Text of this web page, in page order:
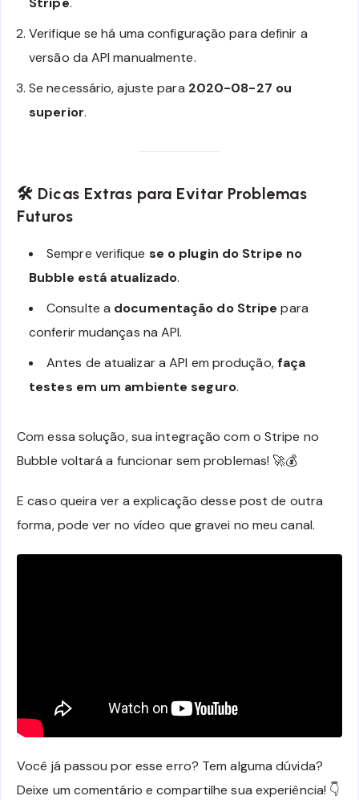
Verifique se há uma configuração para definir a
versão da API manualmente.
Se necessário, ajuste para 2020-08-27 ou
superior.
🛠 Dicas Extras para Evitar Problemas
Futuros
Sempre verifique se o plugin do Stripe no
Bubble está atualizado.
Consulte a documentação do Stripe para
conferir mudanças na API.
Antes de atualizar a API em produção,faça
testes em um ambiente seguro.
Com essa solução, sua integração com o Stripe no
Bubble voltará a funcionar sem problemas! 🚀💰
E caso queira ver a explicação desse post de outra
forma, pode ver no vídeo que gravei no meu canal.
Você já passou por esse erro? Tem alguma dúvida?
Deixe um comentário e compartilhe sua experiência! 👇